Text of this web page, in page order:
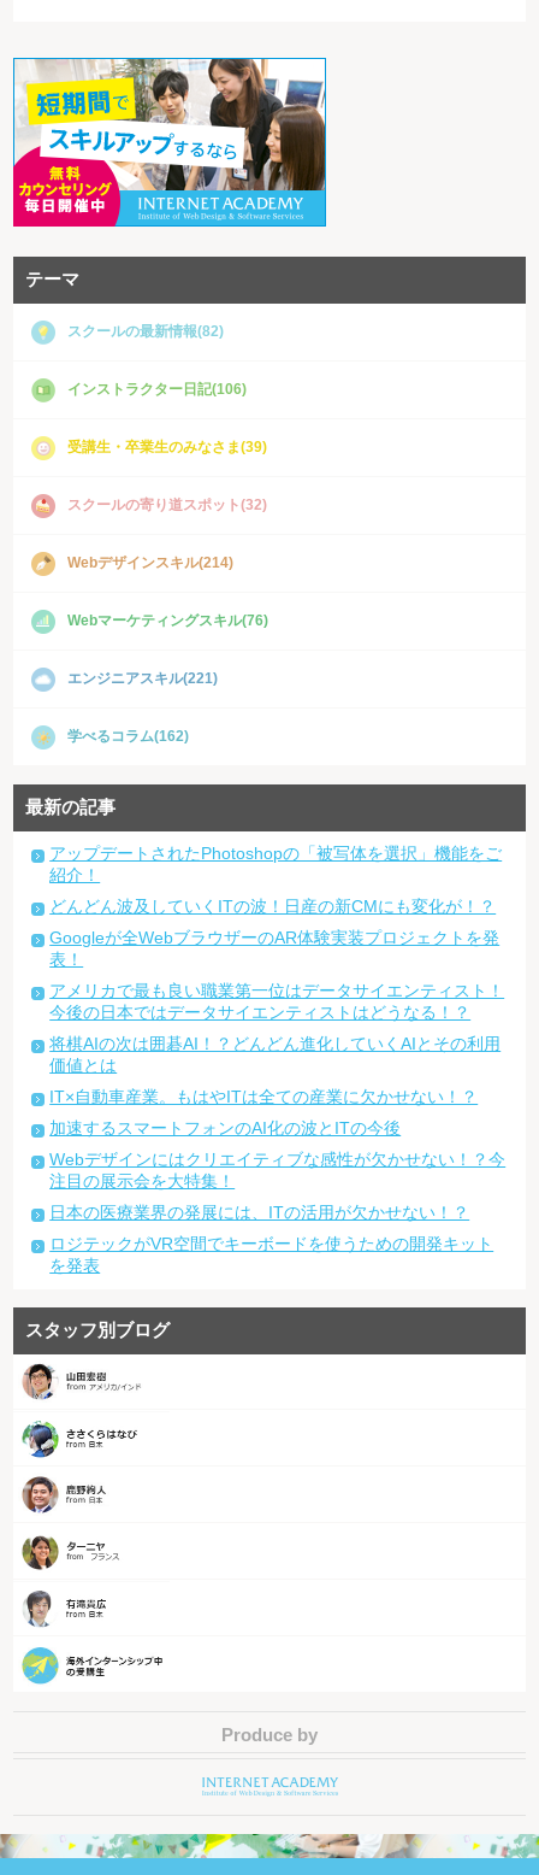
テーマ
スクールの最新情報(82)
インストラクター日記(106)
受講生・卒業生のみなさま(39)
スクールの寄り道スポット(32)
Webデザインスキル(214)
Webマーケティングスキル(76)
エンジニアスキル(221)
学べるコラム(162)
最新の記事
アップデートされたPhotoshopの「被写体を選択」機能をご
紹介！
どんどん波及していくITの波！日産の新CMにも変化が！？
Googleが全WebブラウザーのAR体験実装プロジェクトを発
表！
アメリカで最も良い職業第一位はデータサイエンティスト！
今後の日本ではデータサイエンティストはどうなる！？
将棋AIの次は囲碁AI！？どんどん進化していくAIとその利用
価値とは
IT×自動車産業。もはやITは全ての産業に欠かせない！？
加速するスマートフォンのAI化の波とITの今後
Webデザインにはクリエイティブな感性が欠かせない！？今
注目の展示会を大特集！
日本の医療業界の発展には、ITの活用が欠かせない！？
ロジテックがVR空間でキーボードを使うための開発キット
を発表
スタッフ別ブログ
Produce by